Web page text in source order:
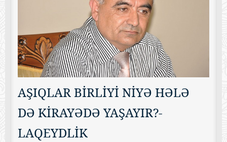
AŞIQLAR BİRLİYİ NİYƏ HƏLƏ
DƏ KİRAYƏDƏ YAŞAYIR?-
LAQEYDLİK